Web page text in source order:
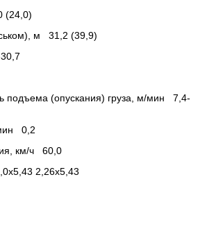
(24,0)
м 31,2 (39,9)
подъема (опускания) груза, м/мин 7,4-
0,2
км/ч 60,0
2,26х5,43